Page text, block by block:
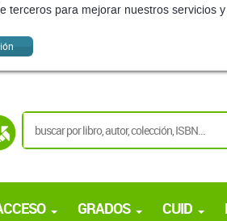
terceros para mejorar nuestros servicios
GRADOS CUID